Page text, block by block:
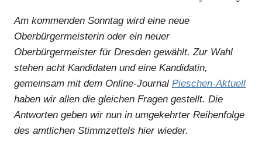
Am kommenden Sonntag wird eine neue
Oberbürgermeisterin oder ein neuer
Oberbürgermeister für Dresden gewählt. Zur Wahl
stehen acht Kandidaten und eine Kandidatin,
gemeinsam mit dem Online-Journal Pieschen-Aktuell
haben wir allen die gleichen Fragen gestellt. Die
Antworten geben wir nun in umgekehrter Reihenfolge
des amtlichen Stimmzettels hier wieder.